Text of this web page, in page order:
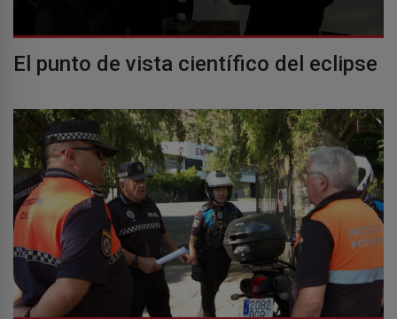
El punto de vista científico del eclipse